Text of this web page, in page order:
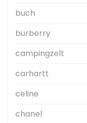
buch
burberry
campingzelt
carhartt
celine
chanel